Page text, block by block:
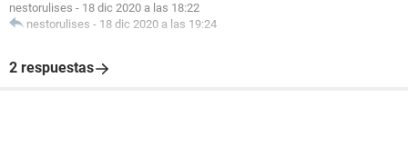
nestorulises - 18 dic 2020 a las 18:22
nestorulises - 18 dic 2020 a las 19:24
2 respuestas